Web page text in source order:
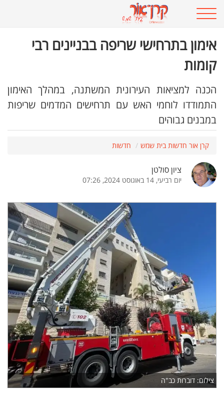
אימון בתרחישי שריפה בבניינים רבי
קומות
הכנה למציאות העירונית המשתנה, במהלך האימון
התמודדו לוחמי האש עם תרחישים המדמים שריפות
במבנים גבוהים
קרן אור חדשות בית שמש חדשות
ציון סולטן
יום רביעי, 14 באוגוסט 2024, 07:26
צילום: דוברות כב"ה